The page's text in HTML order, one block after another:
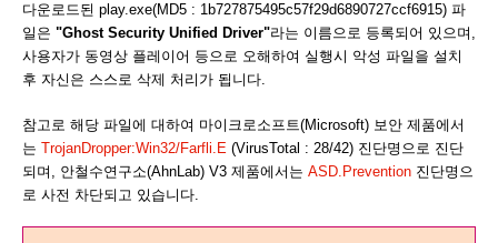
다운로드된 play.exe(MD5 : 1b727875495c57f29d6890727ccf6915) 파
일은 "Ghost Security Unified Driver"라는 이름으로 등록되어 있으며,
사용자가 동영상 플레이어 등으로 오해하여 실행시 악성 파일을 설치
후 자신은 스스로 삭제 처리가 됩니다.
참고로 해당 파일에 대하여 마이크로소프트(Microsoft) 보안 제품에서
는 TrojanDropper:Win32/Farfli.E (VirusTotal : 28/42) 진단명으로 진단
되며, 안철수연구소(AhnLab) V3 제품에서는 ASD.Prevention 진단명으
로 사전 차단되고 있습니다.